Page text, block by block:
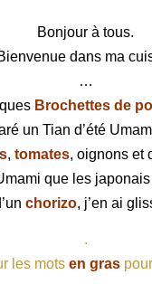
Bonjour à tous.
dans ma
…
Brochettes de
un Tian d’été
, tomates, oignons et
que les
chorizo, j’en ai
.
les mots en gras